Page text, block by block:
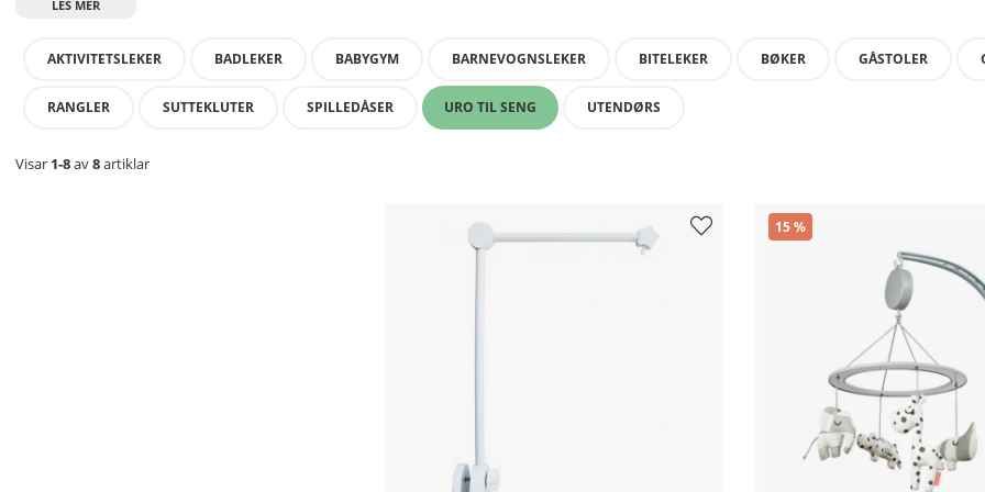
AKTIVITETSLEKER BADLEKER BABYGYM BARNEVOGNSLEKER BITELEKER BØKER GÅSTOLER
RANGLER SUTTEKLUTER SPILLEDÅSER URO TIL SENG UTENDØRS
Visar 1-8av8artiklar
15